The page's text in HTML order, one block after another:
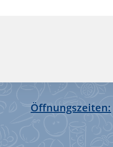
Öffnungszeiten: